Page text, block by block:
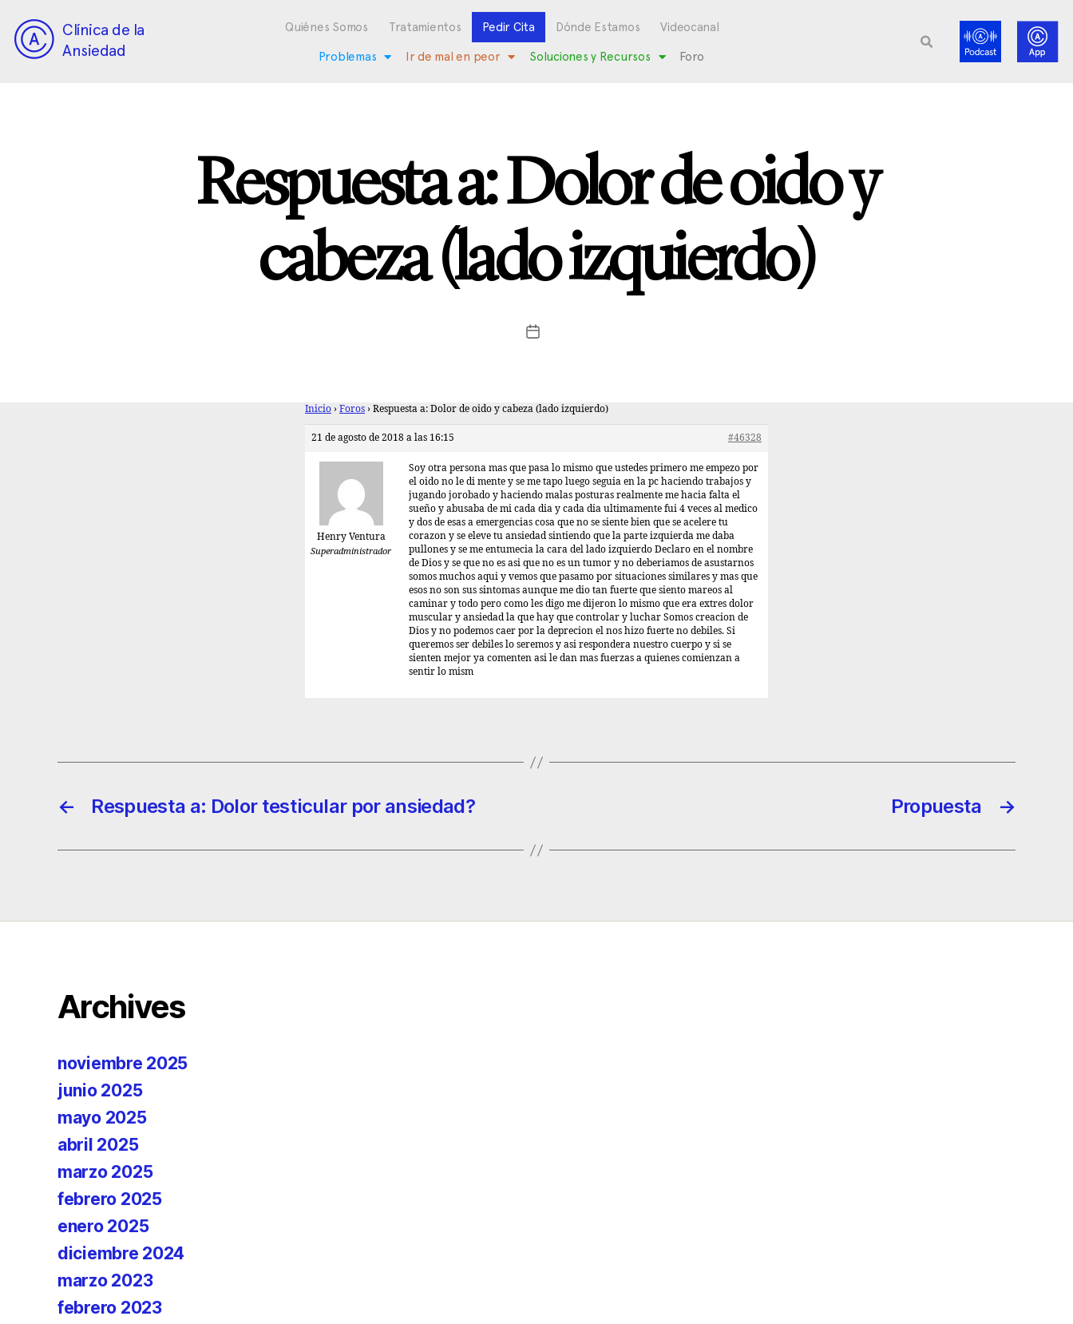
Clínica de la
Ansiedad
Quiénes Somos Tratamientos Pedir Cita Dónde Estamos Videocanal
Problemas Ir de mal en peor Soluciones y Recursos Foro
Respuesta a: Dolor de oido y
cabeza (lado izquierdo)
Inicio › Foros › Respuesta a: Dolor de oido y cabeza (lado izquierdo)
21 de agosto de 2018 a las 16:15 #46328
Henry Ventura
Superadministrador
Soy otra persona mas que pasa lo mismo que ustedes primero me empezo por
el oido no le di mente y se me tapo luego seguia en la pc haciendo trabajos y
jugando jorobado y haciendo malas posturas realmente me hacia falta el
sueño y abusaba de mi cada dia y cada dia ultimamente fui 4 veces al medico
y dos de esas a emergencias cosa que no se siente bien que se acelere tu
corazon y se eleve tu ansiedad sintiendo que la parte izquierda me daba
pullones y se me entumecia la cara del lado izquierdo Declaro en el nombre
de Dios y se que no es asi que no es un tumor y no deberiamos de asustarnos
somos muchos aqui y vemos que pasamo por situaciones similares y mas que
esos no son sus sintomas aunque me dio tan fuerte que siento mareos al
caminar y todo pero como les digo me dijeron lo mismo que era extres dolor
muscular y ansiedad la que hay que controlar y luchar Somos creacion de
Dios y no podemos caer por la deprecion el nos hizo fuerte no debiles. Si
queremos ser debiles lo seremos y asi respondera nuestro cuerpo y si se
sienten mejor ya comenten asi le dan mas fuerzas a quienes comienzan a
sentir lo mism
← Respuesta a: Dolor testicular por ansiedad? →
Propuesta
Archives
noviembre 2025
junio 2025
mayo 2025
abril 2025
marzo 2025
febrero 2025
enero 2025
diciembre 2024
marzo 2023
febrero 2023